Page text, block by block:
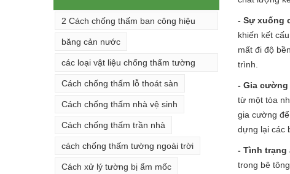
2 Cách chống thấm ban công hiệu
quả
băng cản nước
các loại vật liệu chống thấm tường
đứng
Cách chống thấm lỗ thoát sàn
Cách chống thấm nhà vệ sinh
Cách chống thấm trần nhà
cách chống thấm tường ngoài trời
Cách xử lý tường bị ẩm mốc
- Sự xuống
khiến kết
mất đi độ
trình.
- Gia
từ một tòa
gia cường
dựng lại các
- Tình trạng
trong bê